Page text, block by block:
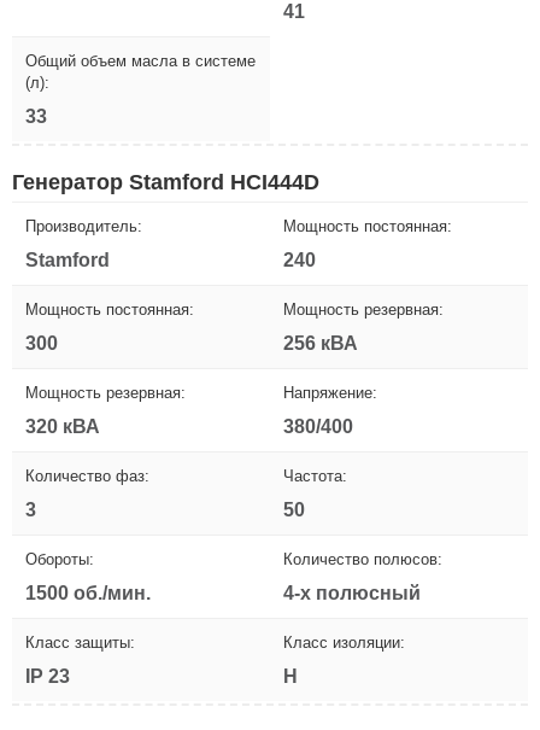
41
Общий объем масла в системе
(л):
33
Генератор Stamford HCI444D
Производитель:
Stamford
Мощность постоянная:
240
Мощность постоянная:
300
Мощность резервная:
256 кВА
Мощность резервная:
320 кВА
Напряжение:
380/400
Количество фаз:
3
Частота:
50
Обороты:
1500 об./мин.
Количество полюсов:
4-х полюсный
Класс защиты:
IP 23
Класс изоляции:
H